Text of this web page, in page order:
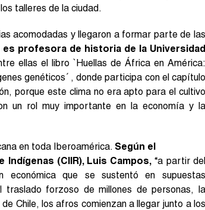
talleres de la ciudad.
acomodadas y llegaron a formar parte de las
es profesora de historia de la Universidad
ellas el libro `Huellas de África en América:
genéticos´ , donde participa con el capítulo
porque este clima no era apto para el cultivo
un rol muy importante en la economía y la
en toda Iberoamérica. Según el
(CIIR), Luis Campos, “a partir del
que se sustentó en supuestas
traslado forzoso de millones de personas, la
Chile, los afros comienzan a llegar junto a los